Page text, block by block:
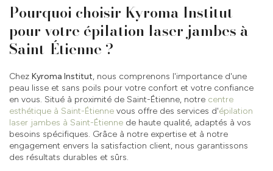
Pourquoi choisir Kyroma Institut
pour votre épilation laser jambes à
Saint-Étienne ?
Chez Kyroma Institut, nous comprenons l'importance d'une
peau lisse et sans poils pour votre confort et votre confiance
en vous. Situé à proximité de Saint-Étienne, notre centre
esthétique à Saint-Étienne vous offre des services d'épilation
laser jambes à Saint-Étienne de haute qualité, adaptés à vos
besoins spécifiques. Grâce à notre expertise et à notre
engagement envers la satisfaction client, nous garantissons
des résultats durables et sûrs.